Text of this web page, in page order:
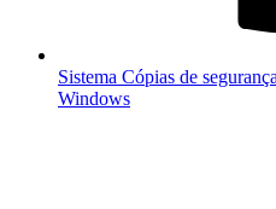
Sistema Cópias de
Windows